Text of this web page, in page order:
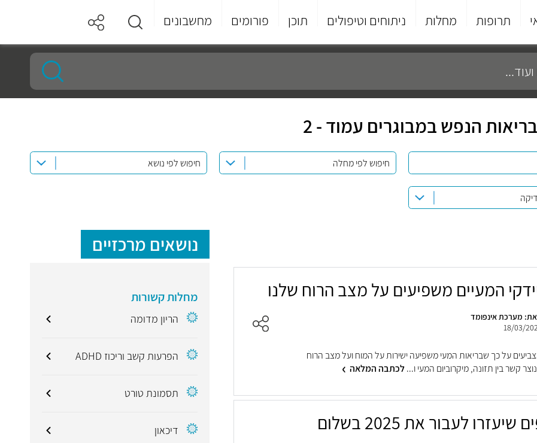
תרופות מחלות ניתוחים וטיפולים תוכן פורומים מחשבונים
הנפש במבוגרים עמוד - 2
חיפוש לפי מחלה חיפוש לפי נושא
המעיים משפיעים על מצב הרוח שלנו
מערכת אינפומד
18/03/
על כך שבריאות המעי משפיעה ישירות על המוח ועל מצב הרוח
קשר בין תזונה, מיקרוביום המעי ו...לכתבה המלאה
נושאים מרכזיים
מחלות קשורות
הריון מדומה
הפרעות קשב וריכוז ADHD
תסמונת טורט
דיכאון